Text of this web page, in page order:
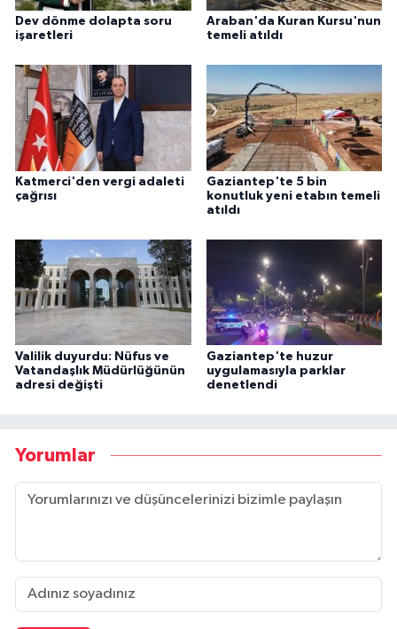
Dev dönme dolapta soru
işaretleri
Araban'da Kuran Kursu'nun
temeli atıldı
Katmerci'den vergi adaleti
çağrısı
Gaziantep'te 5 bin
konutluk yeni etabın temeli
atıldı
Valilik duyurdu: Nüfus ve
Vatandaşlık Müdürlüğünün
adresi değişti
Gaziantep'te huzur
uygulamasıyla parklar
denetlendi
Yorumlar